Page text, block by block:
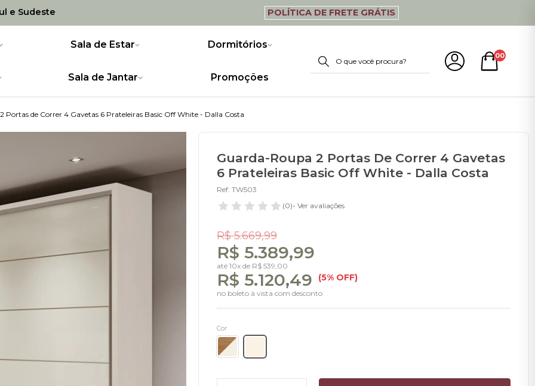
e Sudeste POLÍTICA DE FRETE GRÁTIS
Sala de Estar
Sala de Jantar
Dormitórios
Promoções
00
Portas de Correr 4 Gavetas 6 Prateleiras Basic Off White - Dalla Costa
Guarda-Roupa 2 Portas De Correr 4 Gavetas
6 Prateleiras Basic Off White - Dalla Costa
Ref: TW503
(0)- Ver avaliações
R$ 5.669,99
R$ 5.389,99
até 10x de R$ 539,00
R$ 5.120,49 (5% OFF)
no boleto à vista com desconto
Cor